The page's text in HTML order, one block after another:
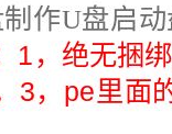
制作U盘启
1，绝无捆
3， pe里面